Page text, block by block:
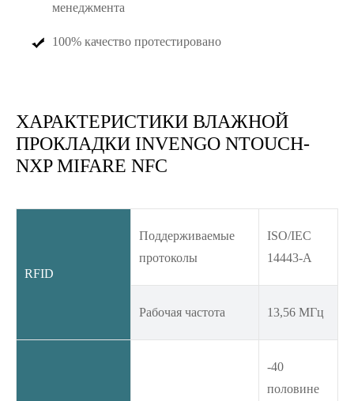
менеджмента
100% качество протестировано
ХАРАКТЕРИСТИКИ ВЛАЖНОЙ
ПРОКЛАДКИ INVENGO NTOUCH-
NXP MIFARE NFC
RFID
Поддерживаемые
протоколы
ISO/IEC
14443-A
Рабочая частота 13,56 МГц
-40
половине